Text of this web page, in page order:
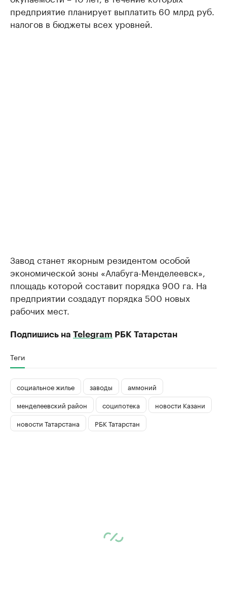
предприятие планирует выплатить 60 млрд руб.
налогов в бюджеты всех уровней.
Завод станет якорным резидентом особой
экономической зоны «Алабуга-Менделеевск»,
площадь которой составит порядка 900 га. На
предприятии создадут порядка 500 новых
рабочих мест.
Подпишись на Telegram РБК Татарстан
Теги
социальное жилье заводы
аммоний
менделеевский район
соципотека
новости Казани
новости Татарстана
РБК Татарстан